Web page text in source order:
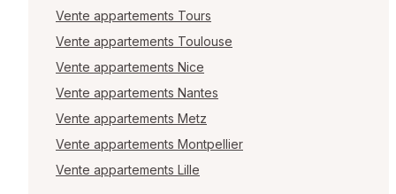
Vente appartements Tours
Vente appartements Toulouse
Vente appartements Nice
Vente appartements Nantes
Vente appartements Metz
Vente appartements Montpellier
Vente appartements Lille